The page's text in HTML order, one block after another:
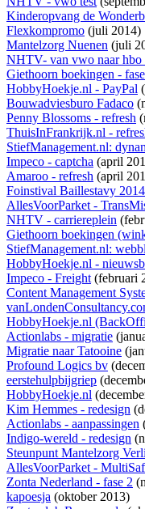
Kinderopvang de
Flexkompromo (juli 2014)
Mantelzorg Nuenen (juli
NHTV- van vwo naar hbo
Giethoorn boekingen -
HobbyHoekje.nl - PayPal
Bouwadviesburo Fadaco
Penny Blossoms - refresh
ThuisInFrankrijk.nl -
StiefManagement.nl:
Impeco - captcha (april
Amaroo - refresh (april
Foinstival Baillestavy 2014
AllesVoorParket -
NHTV - carriereplein
Giethoorn boekingen
StiefManagement.nl:
HobbyHoekje.nl -
Impeco - Freight(februari
Content Management
HobbyHoekje.nl
Actionlabs - migratie
Migratie naar Tatooine
Profound Logics bv
eerstehulpbijgriep
HobbyHoekje.nl
Kim Hemmes - redesign
Actionlabs - aanpassingen
Indigo-wereld - redesign
Steunpunt Mantelzorg
AllesVoorParket -
Zonta Nederland - fase 2
kapoesja (oktober 2013)